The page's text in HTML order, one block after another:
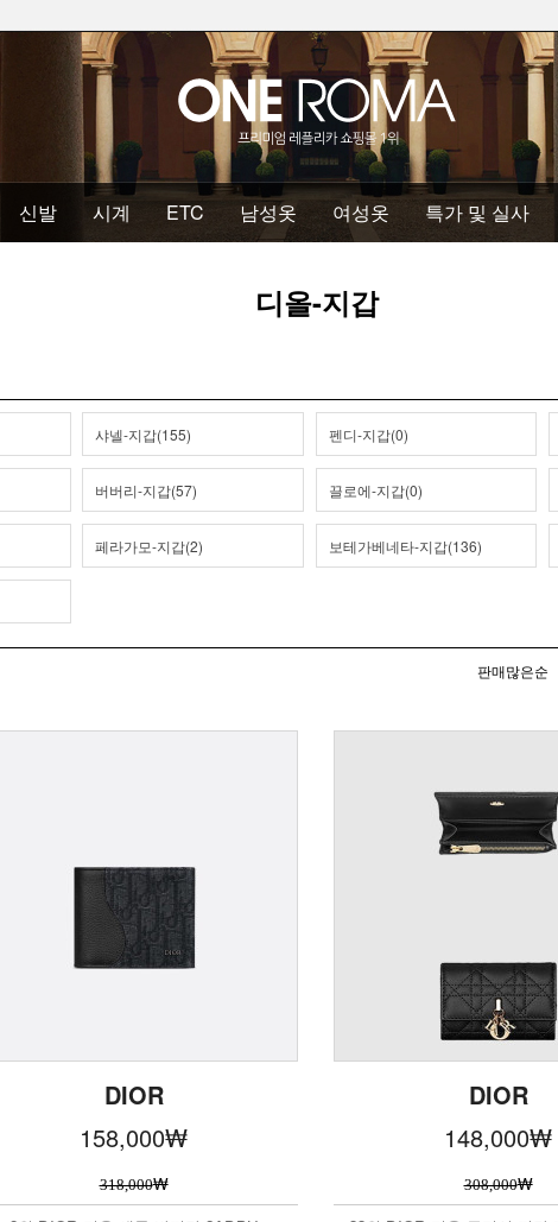
신발 시계 ETC 남성옷 여성옷 특가 및 실사
디올-지갑
샤넬-지갑(155) 펜디-지갑(0)
버버리-지갑(57) 끌로에-지갑(0)
페라가모-지갑(2) 보테가베네타-지갑(136)
판매많은순
DIOR
158,000₩
318,000₩
DIOR
148,000₩
308,000₩